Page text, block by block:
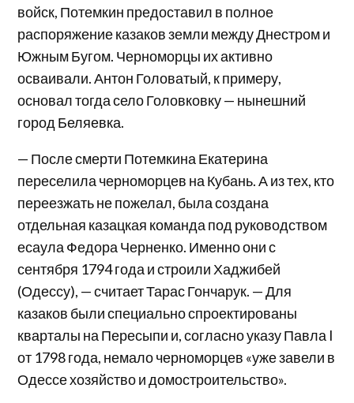
войск, Потемкин предоставил в полное
распоряжение казаков земли между Днестром и
Южным Бугом. Черноморцы их активно
осваивали. Антон Головатый, к примеру,
основал тогда село Головковку — нынешний
город Беляевка.
— После смерти Потемкина Екатерина
переселила черноморцев на Кубань. А из тех, кто
переезжать не пожелал, была создана
отдельная казацкая команда под руководством
есаула Федора Черненко. Именно они с
сентября 1794 года и строили Хаджибей
(Одессу), — считает Тарас Гончарук. — Для
казаков были специально спроектированы
кварталы на Пересыпи и, согласно указу Павла I
от 1798 года, немало черноморцев «уже завели в
Одессе хозяйство и домостроительство».